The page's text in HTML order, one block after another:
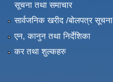
सूचना तथा समाचार
सार्वजनिक खरीद /बोलपत्र सूचना
एन, कानुन तथा निर्देशिका
कर तथा शुल्कहरु